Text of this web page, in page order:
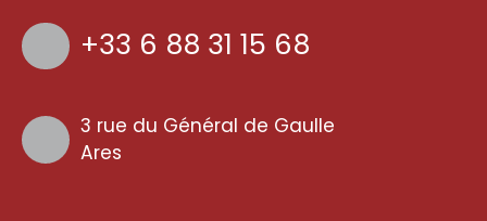
+33 6 88 31 15 68
3 rue du Général de Gaulle
Ares